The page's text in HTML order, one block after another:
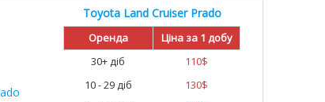
Toyota Land Cruiser Prado
Оренда
Ціна за 1 добу
30+ діб
110$
10 - 29 діб
130$